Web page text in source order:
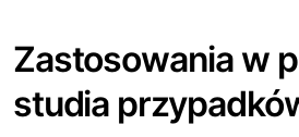
Zastosowania w
studia